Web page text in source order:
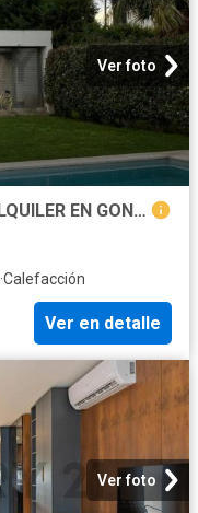
Ver foto
CASA TRES DORMITORIOS EN ALQUILER EN GONNET
·Calefacción
Ver en detalle
Ver foto